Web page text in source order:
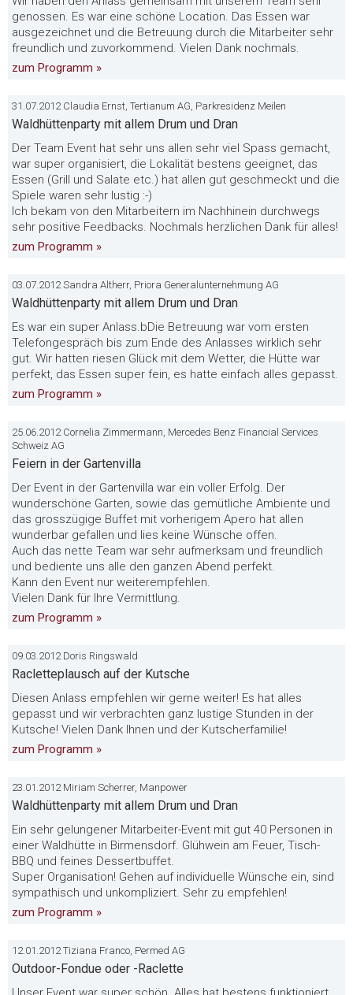
genossen. Es war eine schöne Location. Das Essen war
ausgezeichnet und die Betreuung durch die Mitarbeiter sehr
freundlich und zuvorkommend. Vielen Dank nochmals.
zum Programm »
31.07.2012 Claudia Ernst, Tertianum AG, Parkresidenz Meilen
Waldhüttenparty mit allem Drum und Dran
Der Team Event hat sehr uns allen sehr viel Spass gemacht,
war super organisiert, die Lokalität bestens geeignet, das
Essen (Grill und Salate etc.) hat allen gut geschmeckt und die
Spiele waren sehr lustig :-)
Ich bekam von den Mitarbeitern im Nachhinein durchwegs
sehr positive Feedbacks. Nochmals herzlichen Dank für alles!
zum Programm »
03.07.2012 Sandra Altherr, Priora Generalunternehmung AG
Waldhüttenparty mit allem Drum und Dran
Es war ein super Anlass.bDie Betreuung war vom ersten
Telefongespräch bis zum Ende des Anlasses wirklich sehr
gut. Wir hatten riesen Glück mit dem Wetter, die Hütte war
perfekt, das Essen super fein, es hatte einfach alles gepasst.
zum Programm »
25.06.2012 Cornelia Zimmermann, Mercedes Benz Financial Services
Schweiz AG
Feiern in der Gartenvilla
Der Event in der Gartenvilla war ein voller Erfolg. Der
wunderschöne Garten, sowie das gemütliche Ambiente und
das grosszügige Buffet mit vorherigem Apero hat allen
wunderbar gefallen und lies keine Wünsche offen.
Auch das nette Team war sehr aufmerksam und freundlich
und bediente uns alle den ganzen Abend perfekt.
Kann den Event nur weiterempfehlen.
Vielen Dank für Ihre Vermittlung.
zum Programm »
09.03.2012 Doris Ringswald
Racletteplausch auf der Kutsche
Diesen Anlass empfehlen wir gerne weiter! Es hat alles
gepasst und wir verbrachten ganz lustige Stunden in der
Kutsche! Vielen Dank Ihnen und der Kutscherfamilie!
zum Programm »
23.01.2012 Miriam Scherrer, Manpower
Waldhüttenparty mit allem Drum und Dran
Ein sehr gelungener Mitarbeiter-Event mit gut 40 Personen in
einer Waldhütte in Birmensdorf. Glühwein am Feuer, Tisch-
BBQ und feines Dessertbuffet.
Super Organisation! Gehen auf individuelle Wünsche ein, sind
sympathisch und unkompliziert. Sehr zu empfehlen!
zum Programm »
12.01.2012 Tiziana Franco, Permed AG
Outdoor-Fondue oder -Raclette